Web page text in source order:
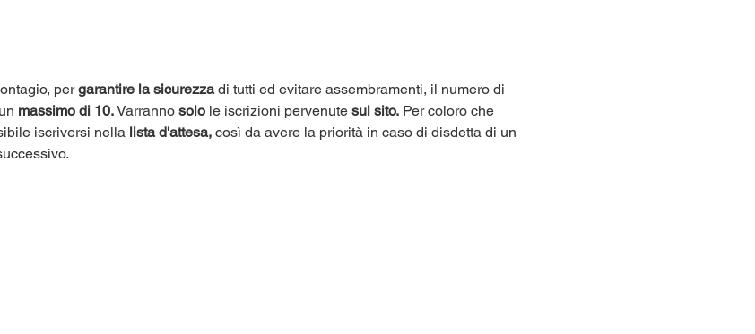
per garantire la sicurezza di tutti ed evitare assembramenti, il numero di
massimo di 10. Varranno solo le iscrizioni pervenute sul sito. Per coloro che
iscriversi nella lista d'attesa, così da avere la priorità in caso di disdetta di un